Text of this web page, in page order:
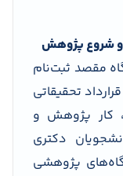
و شروع پژوهش
مقصد ثبت‌نام
تحقیقاتی
کار پژوهش و
دکتری
پژوهشی